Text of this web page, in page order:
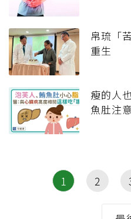
帛琉「
重生
瘦的人
魚肚注
1 2